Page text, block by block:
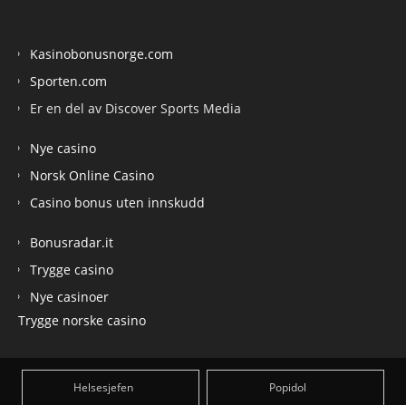
Kasinobonusnorge.com
Sporten.com
Er en del av Discover Sports Media
Nye casino
Norsk Online Casino
Casino bonus uten innskudd
Bonusradar.it
Trygge casino
Nye casinoer
Trygge norske casino
Helsesjefen Popidol